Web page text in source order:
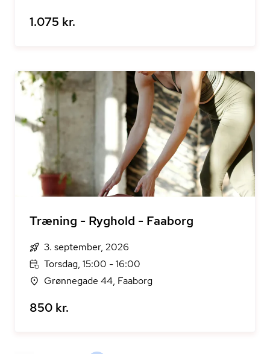
1.075 kr.
Træning - Ryghold - Faaborg
3. september, 2026
Torsdag, 15:00 - 16:00
Grønnegade 44, Faaborg
850 kr.